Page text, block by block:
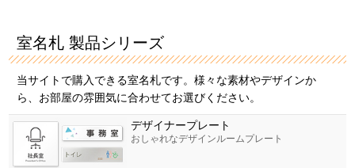
室名札 製品シリーズ
当サイトで購入できる室名札です。様々な素材やデザインか
ら、お部屋の雰囲気に合わせてお選びください。
デザイナープレート
おしゃれなデザインルームプレート